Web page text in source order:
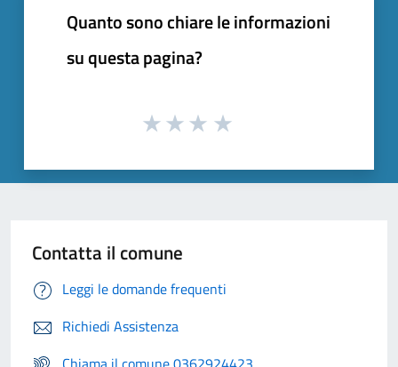
Quanto sono chiare le informazioni
su questa pagina?
Contatta il comune
Leggi le domande frequenti
Richiedi Assistenza